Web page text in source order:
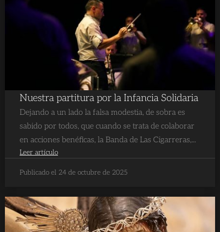
Nuestra partitura por la Infancia Solidaria
Dejando a un lado la falsa modestia, de sobra es
sabido por todos, que cuando se trata de colaborar
en acciones benéficas, la Banda de Las Cigarreras,...
Leer artículo
Publicado el 24 de octubre de 2025